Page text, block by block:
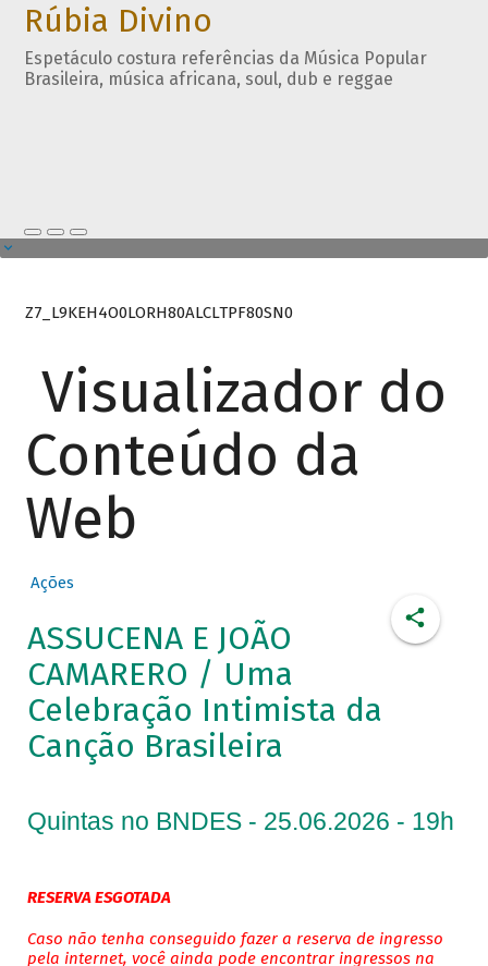
Rúbia Divino
Espetáculo costura referências da Música Popular
Brasileira, música africana, soul, dub e reggae
Z7_L9KEH4O0LORH80ALCLTPF80SN0
Visualizador do
Conteúdo da
Web
Ações
ASSUCENA E JOÃO
CAMARERO / Uma
Celebração Intimista da
Canção Brasileira
Quintas no BNDES - 25.06.2026 - 19h
RESERVA ESGOTADA
Caso não tenha conseguido fazer a reserva de ingresso
pela internet, você ainda pode encontrar ingressos na